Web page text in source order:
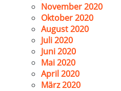
November 2020
Oktober 2020
August 2020
Juli 2020
Juni 2020
Mai 2020
April 2020
März 2020